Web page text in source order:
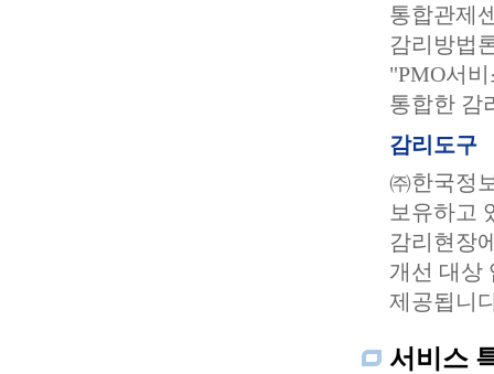
통합관제
감리방법
"PMO서
통합한 감
감리도구
㈜한국정
보유하고
감리현장
개선 대상
제공됩니
서비스